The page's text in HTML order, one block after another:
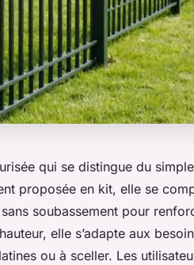
qui se distingue du
proposée en kit, elle se
soubassement pour
elle s’adapte aux
ou à sceller. Les